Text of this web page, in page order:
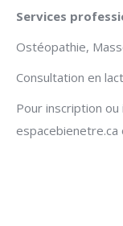
Services
Ostéopathie,
Consultation en
Pour inscription
espacebienetre.ca